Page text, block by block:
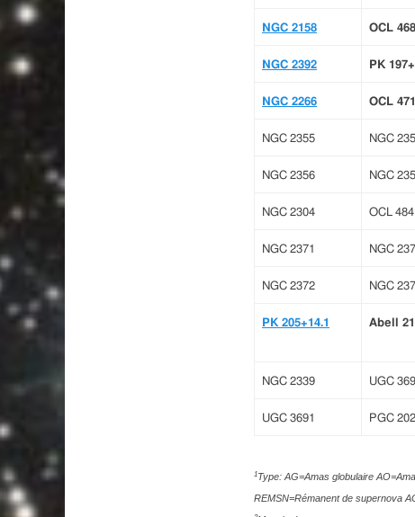
NGC 2158 OCL 468
NGC 2392 PK
NGC 2266 OCL 471
NGC 2355 NGC
NGC 2356 NGC
NGC 2304 OCL 484
NGC 2371 NGC
NGC 2372 NGC
PK 205+14.1 Abell 21
NGC 2339 UGC
UGC 3691 PGC
1Type: AG=Amas globulaire
REMSN=Rémanent de supernova